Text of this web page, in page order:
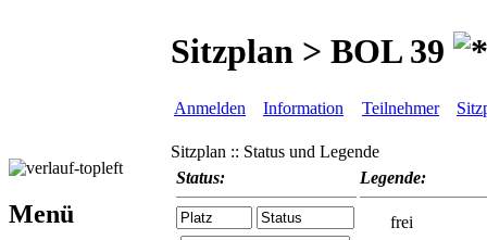
Menü
Sitzplan > BOL 39
Anmelden Information Teilnehmer
Sitzplan :: Status und Legende
Status:
Legende:
frei